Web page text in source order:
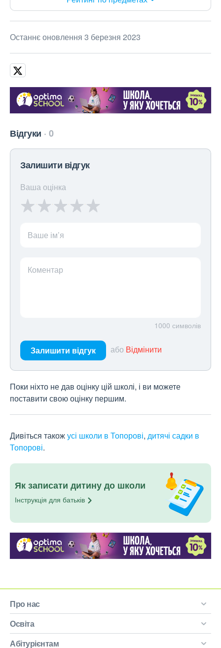
Останнє оновлення 3 березня 2023
Відгуки 0
Залишити відгук
Ваша оцінка
Ваше ім’я
Коментар
1000 символів
Залишити відгук або Відмінити
Поки ніхто не дав оцінку цій школі, і ви можете
поставити свою оцінку першим.
Дивіться такожусі школи в Топорові, дитячі садки в
Топорові.
Як записати дитину до школи
Інструкція для батьків
Про нас
Освіта
Абітурієнтам